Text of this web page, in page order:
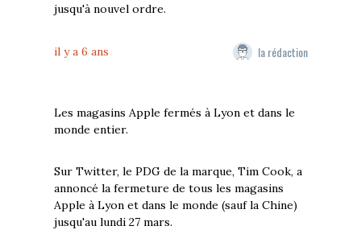
jusqu'à nouvel ordre.
il y a 6 ans la rédaction
Les magasins Apple fermés à Lyon et dans le
monde entier.
Sur Twitter, le PDG de la marque, Tim Cook, a
annoncé la fermeture de tous les magasins
Apple à Lyon et dans le monde (sauf la Chine)
jusqu'au lundi 27 mars.